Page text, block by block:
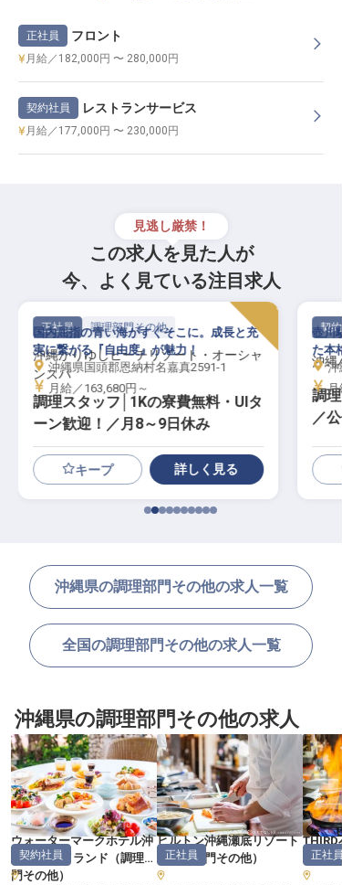
正社員 フロント
月給／182,000円 〜 280,000円
契約社員 レストランサービス
月給／177,000円 〜 230,000円
見逃し厳禁！
この求人を見た人が
今、よく見ている注目求人
正社員 調理部門その他
沖縄かりゆしビーチリゾート・オーシャ
ンスパ
調理スタッフ│1Kの寮費無料・UIタ
ーン歓迎！／月8～9日休み
国内屈指の青い海がすぐそこに。成長と充
実に繋がる『自由度』が魅力！
沖縄県国頭郡恩納村名嘉真2591-1
月給／163,680円～
キープ 詳しく見る
契約
沖縄
調
／
壺川
た本
沖
月
沖縄県の調理部門その他の求人一覧
全国の調理部門その他の求人一覧
沖縄県の調理部門その他の求人
ウォーターマークホテル沖
縄 久米アイランド （調理部
門その他）
契約社員
ヒルトン沖縄瀬底リゾート
（調理部門その他）
正社員
THIRD
の他）
正社員